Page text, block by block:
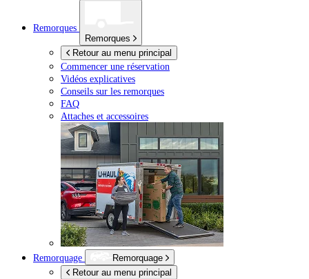
Remorques
Remorques
Retour au menu principal
Commencer une réservation
Vidéos explicatives
Conseils sur les remorques
FAQ
Attaches et accessoires
Remorquage
Remorquage
Retour au menu principal